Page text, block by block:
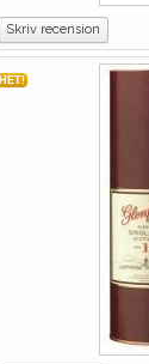
Skriv recension
HET!